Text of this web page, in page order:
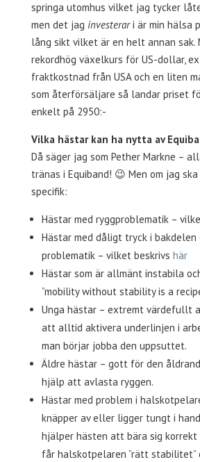
springa utomhus vilket jag tycker
men det jag investerari är min hälsa
lång sikt vilket är en helt annan sak.
rekordhög växelkurs för US-dollar,
fraktkostnad från USA och en liten
som återförsäljare så landar priset
enkelt på 2950:-
Vilka hästar kan ha nytta av
Då säger jag som Pether Markne –
tränas i Equiband! 😉 Men om jag
specifik:
Hästar med ryggproblematik –
Hästar med dåligt tryck i
problematik – vilket beskrivs här
Hästar som är allmänt instabila
”mobility without stability is a
Unga hästar – extremt värdefullt
att alltid aktivera underlinjen i
man börjar jobba den uppsuttet.
Äldre hästar – gott för den
hjälp att avlasta ryggen.
Hästar med problem i
knäpper av eller ligger tungt i
hjälper hästen att bära sig korrekt
får halskotpelaren ”rätt stabilitet”